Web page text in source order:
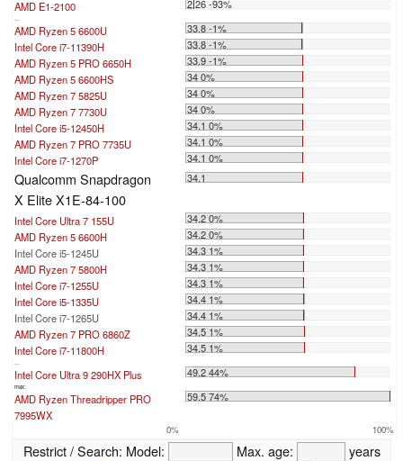
AMD E1-2100 2.26 -93%
AMD Ryzen 5 6600U
33.8 -1%
Intel Core i7-11390H
33.8 -1%
AMD Ryzen 5 PRO 6650H
33.9 -1%
AMD Ryzen 5 6600HS
34 0%
AMD Ryzen 7 5825U
34 0%
AMD Ryzen 7 7730U
34 0%
Intel Core i5-12450H
34.1 0%
AMD Ryzen 7 PRO 7735U
34.1 0%
Intel Core i7-1270P
34.1 0%
Qualcomm Snapdragon
X Elite X1E-84-100
34.1
Intel Core Ultra 7 155U
34.2 0%
AMD Ryzen 5 6600H
34.2 0%
Intel Core i5-1245U
34.3 1%
AMD Ryzen 7 5800H
34.3 1%
Intel Core i7-1255U
34.3 1%
Intel Core i5-1335U
34.4 1%
Intel Core i7-1265U
34.4 1%
AMD Ryzen 7 PRO 6860Z
34.5 1%
Intel Core i7-11800H
34.5 1%
Intel Core Ultra 9 290HX Plus 49.2 44%
max:
AMD Ryzen Threadripper PRO
7995WX
59.5 74%
0% 100%
Restrict / Search: Model: Max. age:
years